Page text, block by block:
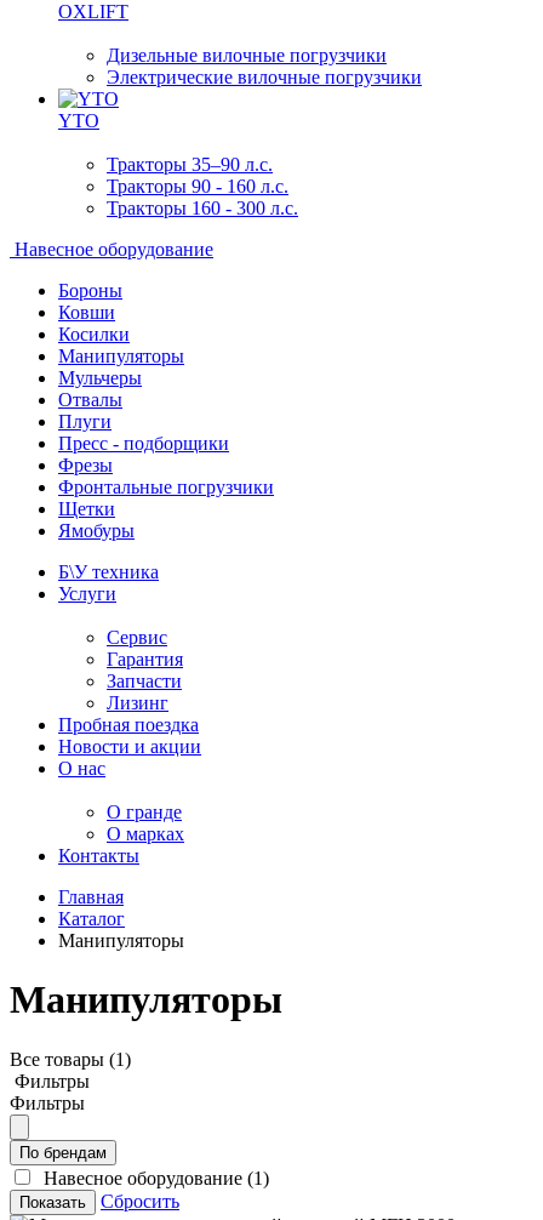
OXLIFT
Дизельные вилочные погрузчики
Электрические вилочные погрузчики
YTO
Тракторы 35–90 л.с.
Тракторы 90 - 160 л.с.
Тракторы 160 - 300 л.с.
Навесное оборудование
Бороны
Ковши
Косилки
Манипуляторы
Мульчеры
Отвалы
Плуги
Пресс - подборщики
Фрезы
Фронтальные погрузчики
Щетки
Ямобуры
Б\У техника
Услуги
Сервис
Гарантия
Запчасти
Лизинг
Пробная поездка
Новости и акции
О нас
О гранде
О марках
Контакты
Главная
Каталог
Манипуляторы
Манипуляторы
Все товары (1)
Фильтры
Фильтры
По брендам
Навесное оборудование (1)
Показать Сбросить